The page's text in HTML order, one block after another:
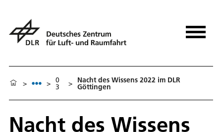
> > 0
3 > Nacht des Wissens 2022 im DLR
Göttingen
Nacht des Wissens